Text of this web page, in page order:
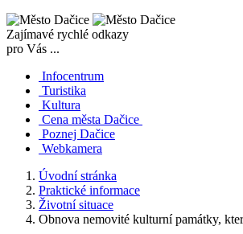
Zajímavé rychlé odkazy
pro Vás ...
Infocentrum
Turistika
Kultura
Cena města Dačice
Poznej Dačice
Webkamera
Úvodní stránka
Praktické informace
Životní situace
Obnova nemovité kulturní památky,